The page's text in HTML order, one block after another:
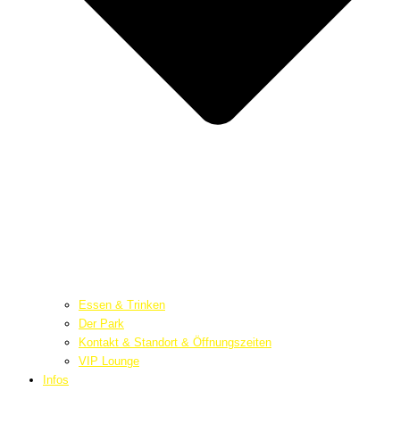
Essen & Trinken
Der Park
Kontakt & Standort & Öffnungszeiten
VIP Lounge
Infos